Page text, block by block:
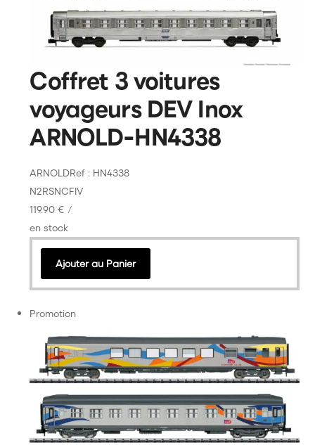
Coffret 3 voitures
voyageurs DEV Inox
ARNOLD-HN4338
ARNOLDRef : HN4338
N2RSNCFIV
119.90 € /
en stock
Ajouter au Panier
Promotion